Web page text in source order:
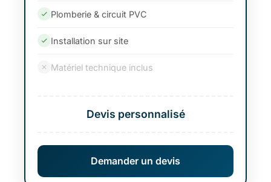
Plomberie & circuit PVC
Installation sur site
Matériel technique inclus
Devis personnalisé
Demander un devis